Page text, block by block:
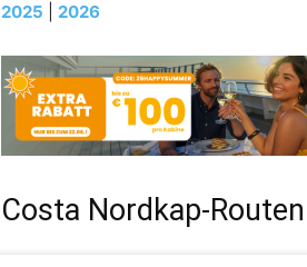
2025 2026
Costa Nordkap-